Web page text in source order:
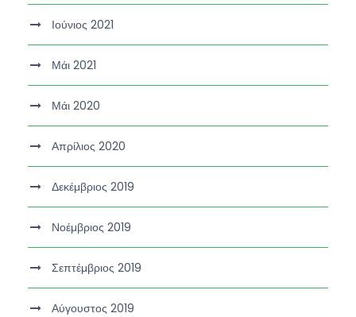
Ιούνιος 2021
Μάι 2021
Μάι 2020
Απρίλιος 2020
Δεκέμβριος 2019
Νοέμβριος 2019
Σεπτέμβριος 2019
Αύγουστος 2019